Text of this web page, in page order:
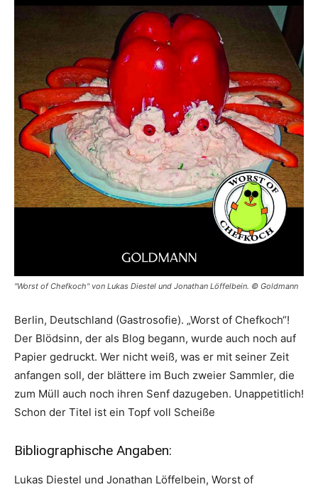
"Worst of Chefkoch" von Lukas Diestel und Jonathan Löffelbein. © Goldmann
Berlin, Deutschland (Gastrosofie). „Worst of Chefkoch“!
Der Blödsinn, der als Blog begann, wurde auch noch auf
Papier gedruckt. Wer nicht weiß, was er mit seiner Zeit
anfangen soll, der blättere im Buch zweier Sammler, die
zum Müll auch noch ihren Senf dazugeben. Unappetitlich!
Schon der Titel ist ein Topf voll Scheiße
Bibliographische Angaben:
Lukas Diestel und Jonathan Löffelbein, Worst of